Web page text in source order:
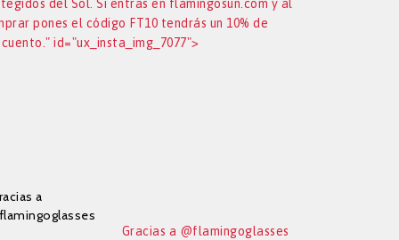
del Sol. Si entras en flamingosun.com y al
pones el código FT10 tendrás un 10% de
id="ux_insta_img_7077">
a
Gracias a @flamingoglasses